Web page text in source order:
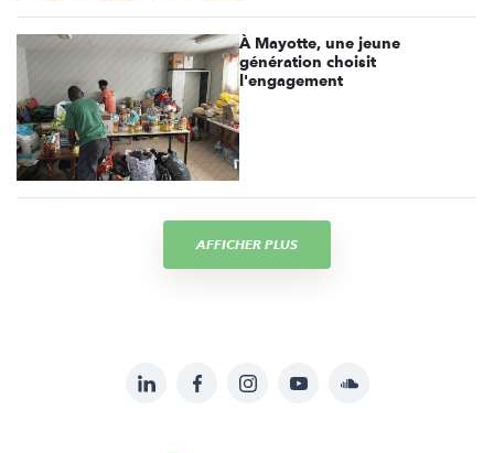
À Mayotte, une jeune
génération choisit
l'engagement
AFFICHER PLUS
LinkedInFacebookInstagramYouTubeSoundcloud